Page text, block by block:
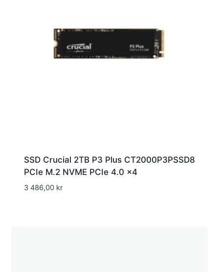
SSD Crucial 2TB P3 Plus CT2000P3PSSD8
PCIe M.2 NVME PCIe 4.0 x4
3 486,00 kr